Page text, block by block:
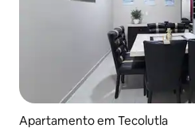
Apartamento em Tecolutla